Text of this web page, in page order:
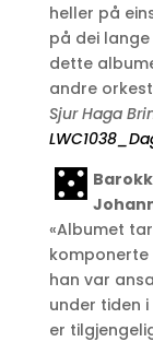
heller på
på dei lange
dette
andre
Sjur Haga
«Albumet
komponerte
han var
under tiden
er